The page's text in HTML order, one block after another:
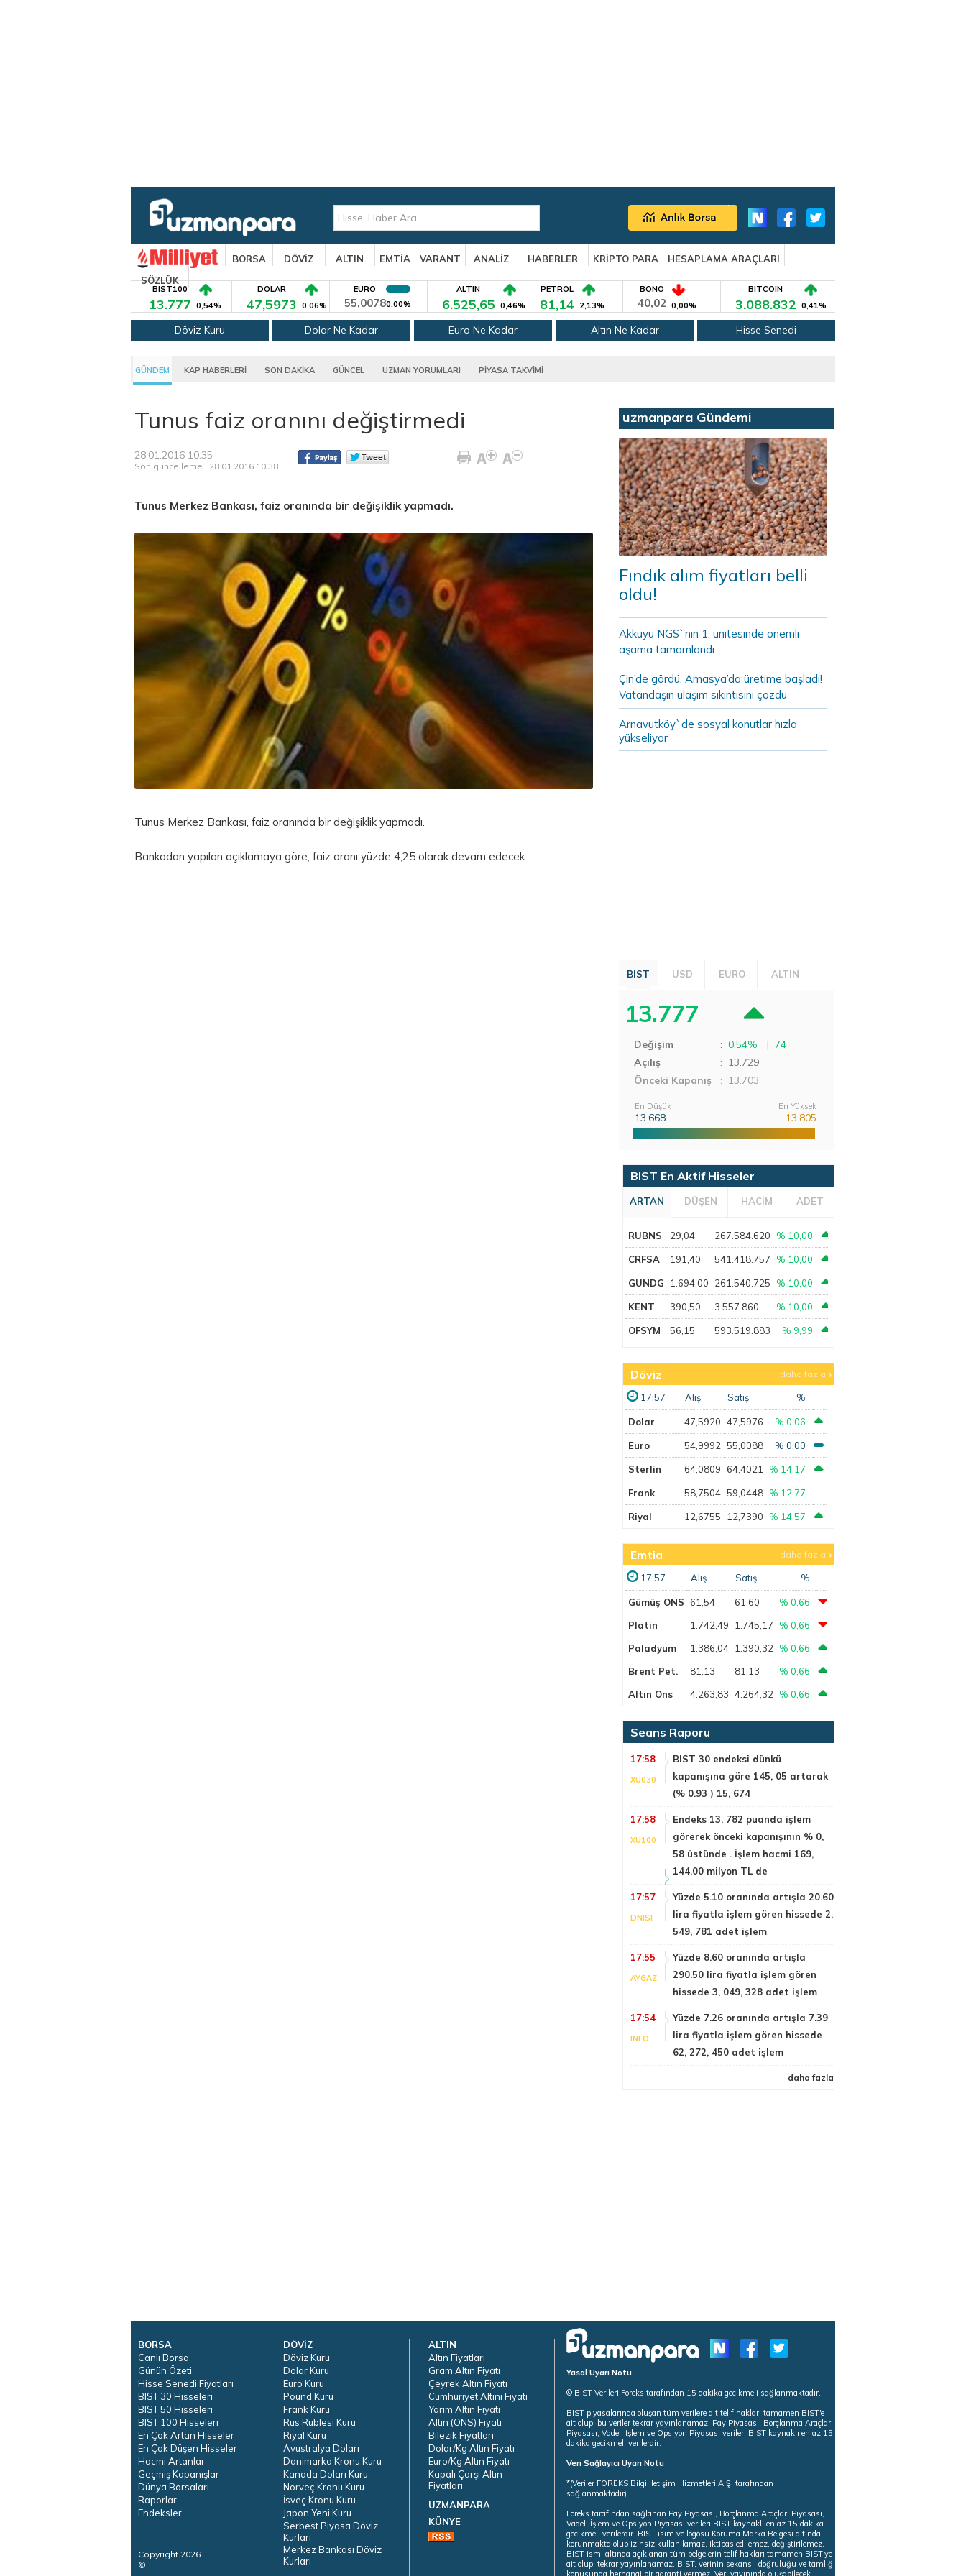
BORSA DÖVİZ ALTIN EMTİA VARANT ANALİZ HABERLER KRİPTO PARA
HESAPLAMA ARAÇLARI
SÖZLÜK
BIST100
13.777 0,54%
DOLAR
47,5973 0,06%
EURO
55,00780,00%
ALTIN
6.525,65 0,46%
PETROL
81,14 2,13%
BONO
40,02 0,00%
BITCOIN
3.088.832 0,41%
Döviz Kuru Dolar Ne Kadar Euro Ne Kadar Altın Ne Kadar Hisse Senedi
GÜNDEM KAP HABERLERİ SON DAKİKA GÜNCEL UZMAN YORUMLARI PİYASA TAKVİMİ
Tunus faiz oranını değiştirmedi
28.01.2016 10:35
Son güncelleme : 28.01.2016 10:38
Tunus Merkez Bankası, faiz oranında bir değişiklik yapmadı.
Tunus Merkez Bankası, faiz oranında bir değişiklik yapmadı.
Bankadan yapılan açıklamaya göre, faiz oranı yüzde 4,25 olarak devam edecek
uzmanpara Gündemi
Fındık alım fiyatları belli
oldu!
Akkuyu NGS`nin 1. ünitesinde önemli
aşama tamamlandı
Çin’de gördü, Amasya’da üretime başladı!
Vatandaşın ulaşım sıkıntısını çözdü
Arnavutköy`de sosyal konutlar hızla
yükseliyor
BIST USD EURO ALTIN
13.777
Değişim : 0,54% | 74
Açılış
: 13.729
Önceki Kapanış
: 13.703
En Düşük
13.668
En Yüksek
13.805
BIST En Aktif Hisseler
ARTAN DÜŞEN HACİM ADET
RUBNS 29,04 267.584.620 % 10,00
CRFSA 191,40 541.418.757 % 10,00
GUNDG 1.694,00 261.540.725 % 10,00
KENT 390,50 3.557.860 % 10,00
OFSYM 56,15 593.519.883 % 9,99
Döviz daha fazla
17:57 Alış Satış %
Dolar 47,5920 47,5976 % 0,06
Euro 54,9992 55,0088 % 0,00
Sterlin 64,0809 64,4021 % 14,17
Frank 58,7504 59,0448 % 12,77
Riyal 12,6755 12,7390 % 14,57
Emtia daha fazla
17:57 Alış Satış %
Gümüş ONS 61,54 61,60
% 0,66
Platin
1.742,49 1.745,17
% 0,66
Paladyum
1.386,04 1.390,32
% 0,66
Brent Pet.
81,13 81,13
% 0,66
Altın Ons
4.263,83 4.264,32 % 0,66
Seans Raporu
17:58
XU030
BIST 30 endeksi dünkü
kapanışına göre 145, 05 artarak
(% 0.93 ) 15, 674
17:58
XU100
Endeks 13, 782 puanda işlem
görerek önceki kapanışının % 0,
58 üstünde . İşlem hacmi 169,
144.00 milyon TL de
17:57
DNISI
Yüzde 5.10 oranında artışla 20.60
lira fiyatla işlem gören hissede 2,
549, 781 adet işlem
17:55
AYGAZ
Yüzde 8.60 oranında artışla
290.50 lira fiyatla işlem gören
hissede 3, 049, 328 adet işlem
17:54
INFO
Yüzde 7.26 oranında artışla 7.39
lira fiyatla işlem gören hissede
62, 272, 450 adet işlem
daha fazla
BORSA
Canlı Borsa
Günün Özeti
Hisse Senedi Fiyatları
BIST 30 Hisseleri
BIST 50 Hisseleri
BIST 100 Hisseleri
En Çok Artan Hisseler
En Çok Düşen Hisseler
Hacmi Artanlar
Geçmiş Kapanışlar
Dünya Borsaları
Raporlar
Endeksler
Copyright 2026
©
DÖVİZ
Döviz Kuru
Dolar Kuru
Euro Kuru
Pound Kuru
Frank Kuru
Rus Rublesi Kuru
Riyal Kuru
Avustralya Doları
Danimarka Kronu Kuru
Kanada Doları Kuru
Norveç Kronu Kuru
İsveç Kronu Kuru
Japon Yeni Kuru
Serbest Piyasa Döviz
Kurları
Merkez Bankası Döviz
Kurları
ALTIN
Altın Fiyatları
Gram Altın Fiyatı
Çeyrek Altın Fiyatı
Cumhuriyet Altını Fiyatı
Yarım Altın Fiyatı
Altın (ONS) Fiyatı
Bilezik Fiyatları
Dolar/Kg Altın Fiyatı
Euro/Kg Altın Fiyatı
Kapalı Çarşı Altın
Fiyatları
UZMANPARA
KÜNYE
Yasal Uyarı Notu
© BİST Verileri Foreks tarafından 15 dakika gecikmeli sağlanmaktadır.
BIST piyasalarında oluşan tüm verilere ait telif hakları tamamen BIST'e
ait olup, bu veriler tekrar yayınlanamaz. Pay Piyasası, Borçlanma Araçları
Piyasası, Vadeli İşlem ve Opsiyon Piyasası verileri BIST kaynaklı en az 15
dakika gecikmeli verilerdir.
Veri Sağlayıcı Uyarı Notu
*(Veriler FOREKS Bilgi İletişim Hizmetleri A.Ş. tarafından
sağlanmaktadır)
Foreks tarafından sağlanan Pay Piyasası, Borçlanma Araçları Piyasası,
Vadeli İşlem ve Opsiyon Piyasası verileri BIST kaynaklı en az 15 dakika
gecikmeli verilerdir. BIST isim ve logosu Koruma Marka Belgesi altında
korunmakta olup izinsiz kullanılamaz, iktibas edilemez, değiştirilemez.
BIST ismi altında açıklanan tüm belgelerin telif hakları tamamen BIST'ye
ait olup, tekrar yayınlanamaz. BIST, verinin sekansı, doğruluğu ve tamlığı
konusunda herhangi bir garanti vermez. Veri yayınında oluşabilecek